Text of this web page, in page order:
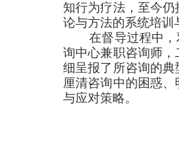
知行为疗法，至今
论与方法的系统培训
在督导过程中
询中心兼职咨询师
细呈报了所咨询的
厘清咨询中的困惑
与应对策略。